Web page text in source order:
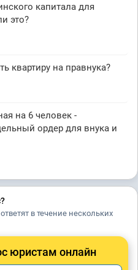
капитала для
это?
квартиру на правнука?
на 6 человек -
ордер для внука и
в течение нескольких
юристам онлайн